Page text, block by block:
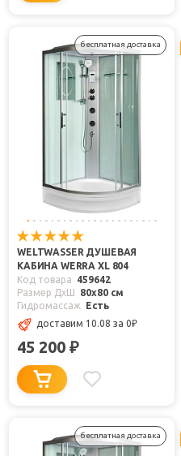
бесплатная доставка
WELTWASSER ДУШЕВАЯ
КАБИНА WERRA XL 804
Код товара
459642
Размер ДхШ
80x80 см
Гидромассаж
Есть
доставим 10.08 за 0₽
45 200 ₽
бесплатная доставка